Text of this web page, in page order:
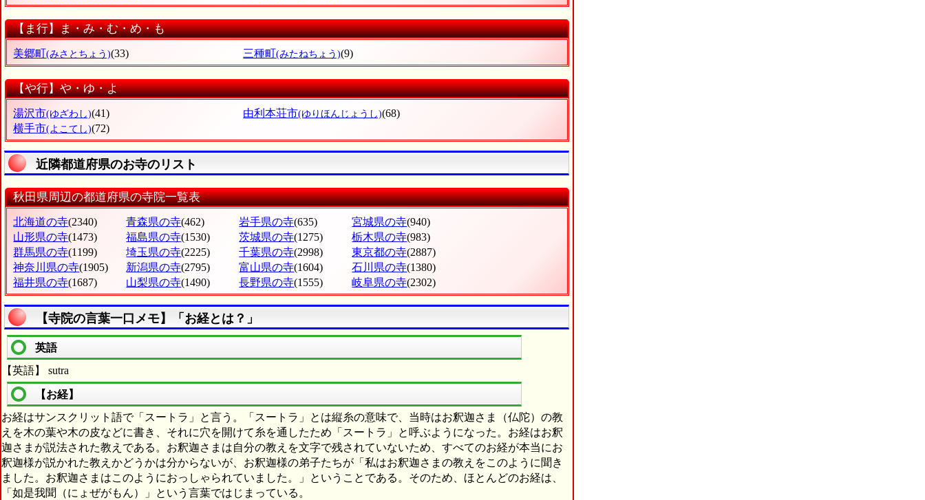
【ま行】ま・み・む・め・も
美郷町(みさとちょう)(33) 三種町(みたねちょう)(9)
【や行】や・ゆ・よ
湯沢市(ゆざわし)(41) 由利本荘市(ゆりほんじょうし)(68)
横手市(よこてし)(72)
近隣都道府県のお寺のリスト
秋田県周辺の都道府県の寺院一覧表
北海道の寺(2340) 青森県の寺(462) 岩手県の寺(635) 宮城県の寺(940)
山形県の寺(1473) 福島県の寺(1530) 茨城県の寺(1275) 栃木県の寺(983)
群馬県の寺(1199) 埼玉県の寺(2225) 千葉県の寺(2998) 東京都の寺(2887)
神奈川県の寺(1905) 新潟県の寺(2795) 富山県の寺(1604) 石川県の寺(1380)
福井県の寺(1687) 山梨県の寺(1490) 長野県の寺(1555) 岐阜県の寺(2302)
【寺院の言葉一口メモ】「お経とは？」
英語
【英語】 sutra
【お経】
お経はサンスクリット語で「スートラ」と言う。「スートラ」とは縦糸の意味で、当時はお釈迦さま（仏陀）の教
えを木の葉や木の皮などに書き、それに穴を開けて糸を通したため「スートラ」と呼ぶようになった。お経はお釈
迦さまが説法された教えである。お釈迦さまは自分の教えを文字で残されていないため、すべてのお経が本当にお
釈迦様が説かれた教えかどうかは分からないが、お釈迦様の弟子たちが「私はお釈迦さまの教えをこのように聞き
ました。お釈迦さまはこのようにおっしゃられていました。」ということである。そのため、ほとんどのお経は、
「如是我聞（にょぜがもん）」という言葉ではじまっている。